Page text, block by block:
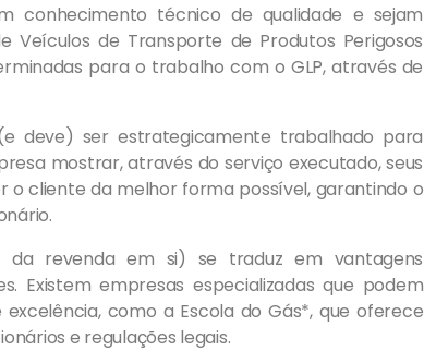
conhecimento técnico de qualidade e sejam
Veículos de Transporte de Produtos Perigosos
para o trabalho com o GLP, através de
deve) ser estrategicamente trabalhado para
mostrar, através do serviço executado, seus
cliente da melhor forma possível, garantindo o
da revenda em si) se traduz em vantagens
Existem empresas especializadas que podem
como a Escola do Gás*, que oferece
e regulações legais.